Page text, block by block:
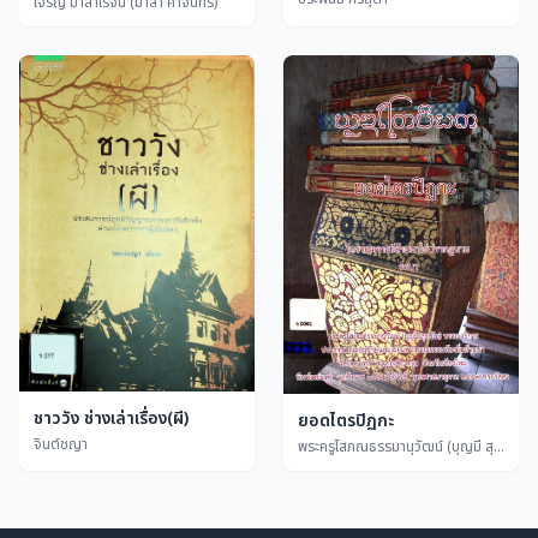
ชาววัง ช่างเล่าเรื่อง(ผี)
จินต์ชญา
ยอดไตรปิฏกะ
พระครูโสภณธรรมานุวัฒน์ (บุญมี สุธมฺโม)